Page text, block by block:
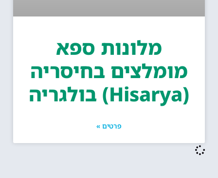
מלונות ספא
מומלצים בחיסריה